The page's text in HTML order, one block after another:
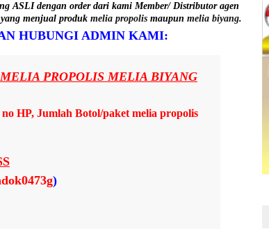
ASLI dengan order dari kami Member/ Distributor agen
yang menjual produk melia propolis maupun melia biyang.
HUBUNGI ADMIN KAMI:
PROPOLIS MELIA BIYANG
HP, Jumlah Botol/paket melia propolis
)